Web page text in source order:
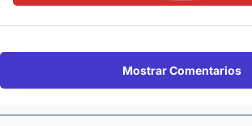
Mostrar Comentarios